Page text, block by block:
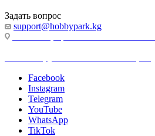
Задать вопрос
support@hobbypark.kg
Facebook
Instagram
Telegram
YouTube
WhatsApp
TikTok